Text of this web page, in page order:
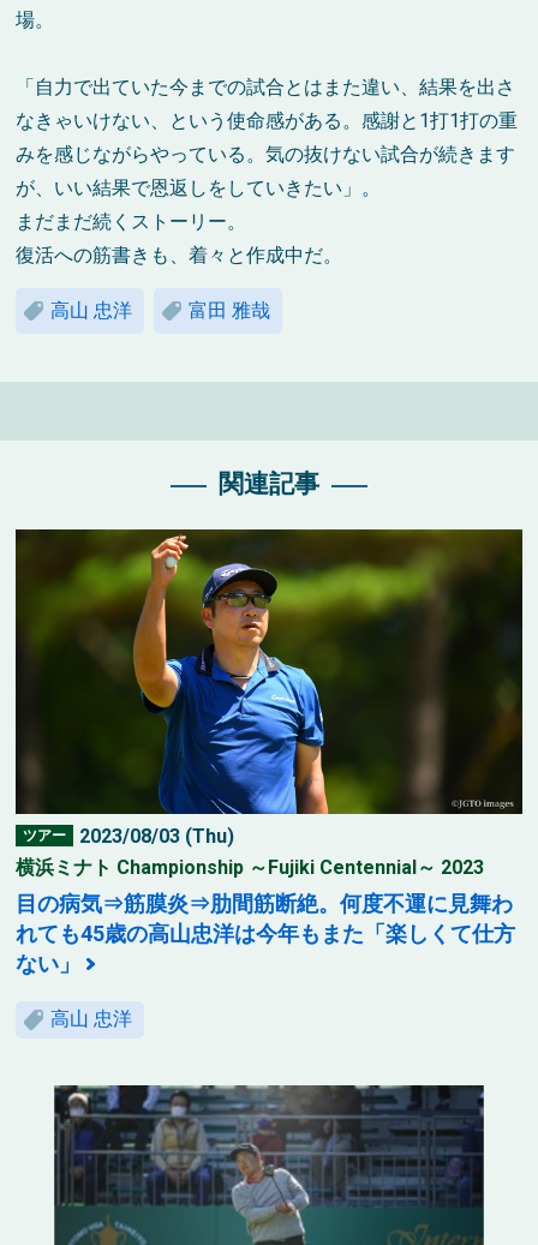
場。
「自力で出ていた今までの試合とはまた違い、結果を出さ
なきゃいけない、という使命感がある。感謝と1打1打の重
みを感じながらやっている。気の抜けない試合が続きます
が、いい結果で恩返しをしていきたい」。
まだまだ続くストーリー。
復活への筋書きも、着々と作成中だ。
高山 忠洋 富田 雅哉
関連記事
ツアー
2023/08/03 (Thu)
横浜ミナト Championship ～Fujiki Centennial～ 2023
目の病気⇒筋膜炎⇒肋間筋断絶。何度不運に見舞わ
れても45歳の高山忠洋は今年もまた「楽しくて仕方
ない」
高山 忠洋